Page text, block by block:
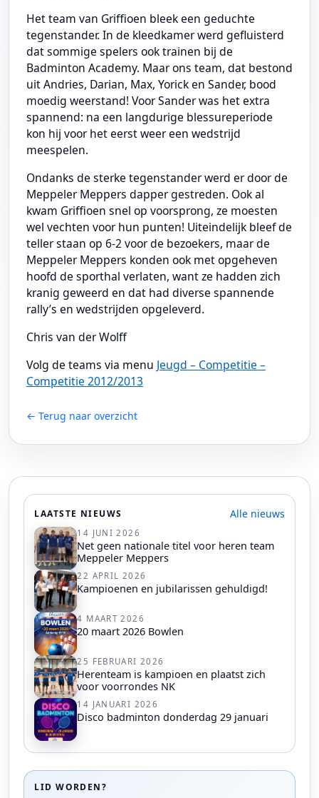
Het team van Griffioen bleek een geduchte
tegenstander. In de kleedkamer werd gefluisterd
dat sommige spelers ook trainen bij de
Badminton Academy. Maar ons team, dat bestond
uit Andries, Darian, Max, Yorick en Sander, bood
moedig weerstand! Voor Sander was het extra
spannend: na een langdurige blessureperiode
kon hij voor het eerst weer een wedstrijd
meespelen.
Ondanks de sterke tegenstander werd er door de
Meppeler Meppers dapper gestreden. Ook al
kwam Griffioen snel op voorsprong, ze moesten
wel vechten voor hun punten! Uiteindelijk bleef de
teller staan op 6-2 voor de bezoekers, maar de
Meppeler Meppers konden ook met opgeheven
hoofd de sporthal verlaten, want ze hadden zich
kranig geweerd en dat had diverse spannende
rally’s en wedstrijden opgeleverd.
Chris van der Wolff
Volg de teams via menu Jeugd – Competitie –
Competitie 2012/2013
← Terug naar overzicht
LAATSTE NIEUWS Alle nieuws
14 JUNI 2026
Net geen nationale titel voor heren team
Meppeler Meppers
22 APRIL 2026
Kampioenen en jubilarissen gehuldigd!
4 MAART 2026
20 maart 2026 Bowlen
25 FEBRUARI 2026
Herenteam is kampioen en plaatst zich
voor voorrondes NK
14 JANUARI 2026
Disco badminton donderdag 29 januari
LID WORDEN?